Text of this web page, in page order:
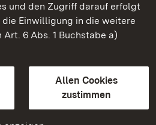
und den Zugriff darauf erfolgt
die Einwilligung in die weitere
6 Abs. 1 Buchstabe a)
Allen Cookies
zustimmen
Gärten Baden-Württemberg
Sprache